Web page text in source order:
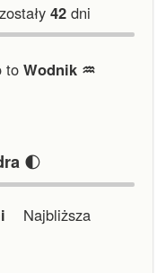
42 dni
to Wodnik ♒︎
🌓
Najbliższa